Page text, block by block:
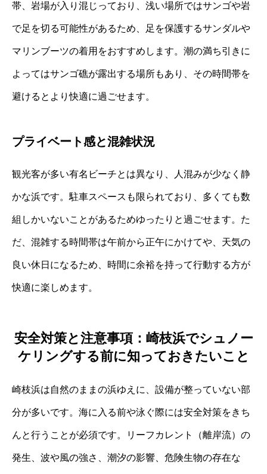
帯、岩場が入り混じっており、浅い場所ではサンゴや岩
で足を切る可能性があるため、足を保護するサンダルや
マリンブーツの着用をおすすめします。潮の満ち引きに
よってはサンゴ礁が露出する場所もあり、その時間帯を
避けるとより快適に過ごせます。
プライベート感と混雑状況
観光客が多い有名ビーチとは異なり、人混みが少なく静
かな浜です。駐車スペースも限られており、多くても数
組しかいないことがあるためゆったりと過ごせます。た
だ、混雑する時間帯は午前から正午にかけてや、天気の
良い休日になるため、時間に余裕を持って行動する方が
快適に楽しめます。
安全対策と注意事項：崎枝浜でシュノー
ケリングする前に知っておきたいこと
崎枝浜は自然のままの浜ゆえに、設備が整っていない部
分が多いです。海に入る前や泳ぐ際には安全対策をきち
んと行うことが必須です。リーフカレント（離岸流）の
発生、波や風の強さ、潮汐の影響、危険生物の存在な